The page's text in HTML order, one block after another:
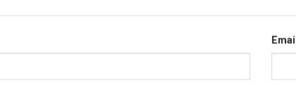
Email